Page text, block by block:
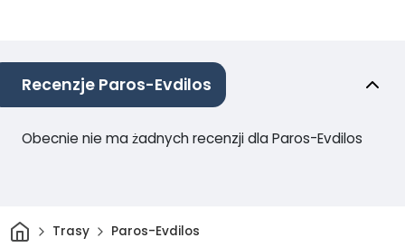
Recenzje Paros-Evdilos
Obecnie nie ma żadnych recenzji dla Paros-Evdilos
DomTrasy Paros-Evdilos